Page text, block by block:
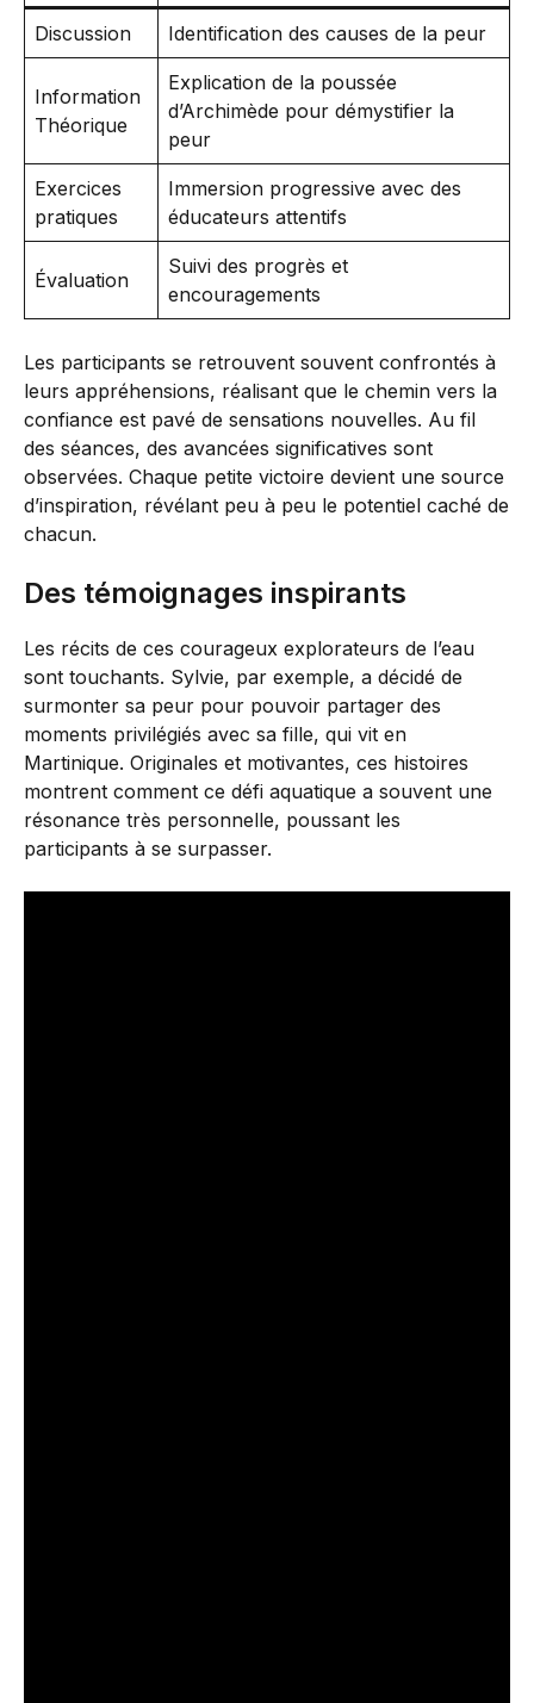
Discussion Identification des causes de la peur
Information
Théorique
Explication de la poussée
d’Archimède pour démystifier la
peur
Exercices
pratiques
Immersion progressive avec des
éducateurs attentifs
Évaluation
Suivi des progrès et
encouragements
Les participants se retrouvent souvent confrontés à
leurs appréhensions, réalisant que le chemin vers la
confiance est pavé de sensations nouvelles. Au fil
des séances, des avancées significatives sont
observées. Chaque petite victoire devient une source
d’inspiration, révélant peu à peu le potentiel caché de
chacun.
Des témoignages inspirants
Les récits de ces courageux explorateurs de l’eau
sont touchants. Sylvie, par exemple, a décidé de
surmonter sa peur pour pouvoir partager des
moments privilégiés avec sa fille, qui vit en
Martinique. Originales et motivantes, ces histoires
montrent comment ce défi aquatique a souvent une
résonance très personnelle, poussant les
participants à se surpasser.